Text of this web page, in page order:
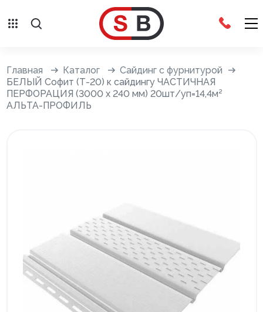
Сайдинг с фурнитурой
Террасная доска
Внутренняя отделка
Главная Каталог
Сайдинг с фурнитурой
БЕЛЫЙ Софит (Т-20) к сайдингу ЧАСТИЧНАЯ
ПЕРФОРАЦИЯ (3000 х 240 мм) 20шт/уп=14,4м²
АЛЬТА-ПРОФИЛЬ